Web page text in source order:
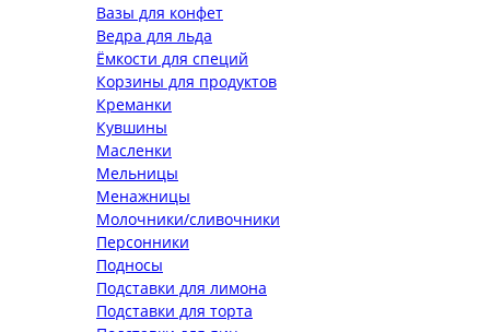
Вазы для конфет
Ведра для льда
Ёмкости для специй
Корзины для продуктов
Креманки
Кувшины
Масленки
Мельницы
Менажницы
Молочники/сливочники
Персонники
Подносы
Подставки для лимона
Подставки для торта